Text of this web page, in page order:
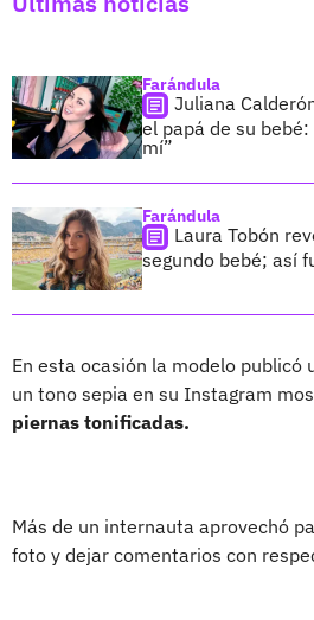
Farándula
Juliana
el papá de su
mí”
Farándula
Laura Tobón
segundo bebé; así
En esta ocasión la modelo publicó
un tono sepia en su Instagram
piernas tonificadas.
Más de un internauta aprovechó
foto y dejar comentarios con